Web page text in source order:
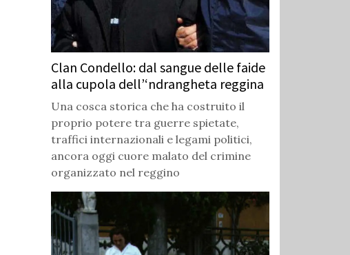
Clan Condello: dal sangue delle faide
alla cupola dell’‘ndrangheta reggina
Una cosca storica che ha costruito il
proprio potere tra guerre spietate,
traffici internazionali e legami politici,
ancora oggi cuore malato del crimine
organizzato nel reggino